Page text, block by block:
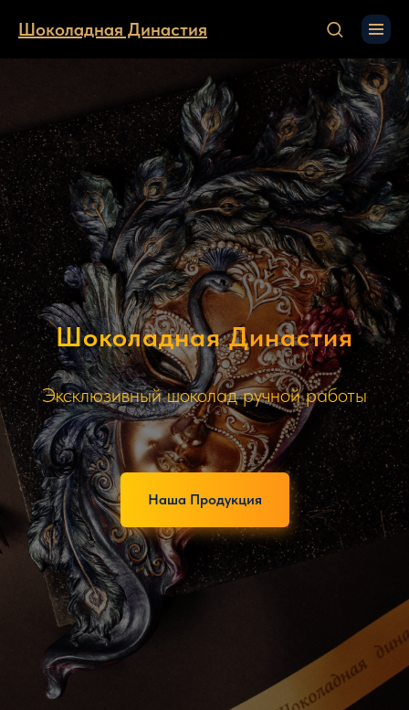
Шоколадная Династия
Шоколадная Династия
Эксклюзивный шоколад ручной работы
Наша Продукция